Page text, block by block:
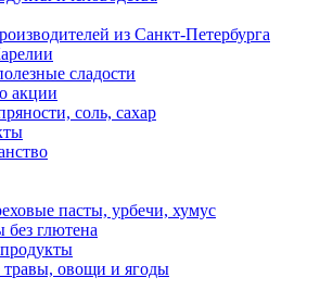
из Санкт-Петербурга
сладости
акции
соль, сахар
пасты, урбечи, хумус
глютена
овощи и ягоды